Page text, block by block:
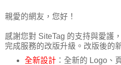
親愛的網友，您好！
感謝您對 SiteTag 的支持與愛護
完成服務的改版升級。改版後的
全新設計：全新的 Logo、